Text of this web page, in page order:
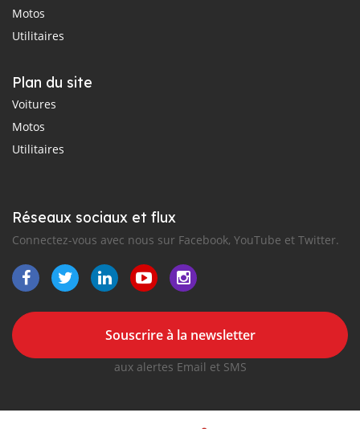
Motos
Utilitaires
Plan du site
Voitures
Motos
Utilitaires
Réseaux sociaux et flux
Connectez-vous avec nous sur Facebook, YouTube et Twitter.
Souscrire à la newsletter
aux alertes Email et SMS